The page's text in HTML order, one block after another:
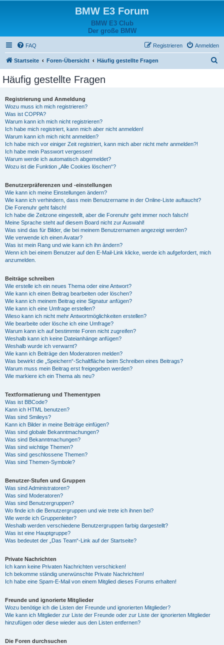
BMW E3 Forum
BMW E3 Club
Der große BMW
FAQ Anmelden
Registrieren
Startseite Foren-Übersicht Häufig gestellte Fragen
Häufig gestellte Fragen
Registrierung und Anmeldung
Wozu muss ich mich registrieren?
Was ist COPPA?
Warum kann ich mich nicht registrieren?
Ich habe mich registriert, kann mich aber nicht anmelden!
Warum kann ich mich nicht anmelden?
Ich habe mich vor einiger Zeit registriert, kann mich aber nicht mehr anmelden?!
Ich habe mein Passwort vergessen!
Warum werde ich automatisch abgemeldet?
Wozu ist die Funktion „Alle Cookies löschen“?
Benutzerpräferenzen und -einstellungen
Wie kann ich meine Einstellungen ändern?
Wie kann ich verhindern, dass mein Benutzername in der Online-Liste auftaucht?
Die Forenuhr geht falsch!
Ich habe die Zeitzone eingestellt, aber die Forenuhr geht immer noch falsch!
Meine Sprache steht auf diesem Board nicht zur Auswahl!
Was sind das für Bilder, die bei meinem Benutzernamen angezeigt werden?
Wie verwende ich einen Avatar?
Was ist mein Rang und wie kann ich ihn ändern?
Wenn ich bei einem Benutzer auf den E-Mail-Link klicke, werde ich aufgefordert, mich
anzumelden.
Beiträge schreiben
Wie erstelle ich ein neues Thema oder eine Antwort?
Wie kann ich einen Beitrag bearbeiten oder löschen?
Wie kann ich meinem Beitrag eine Signatur anfügen?
Wie kann ich eine Umfrage erstellen?
Wieso kann ich nicht mehr Antwortmöglichkeiten erstellen?
Wie bearbeite oder lösche ich eine Umfrage?
Warum kann ich auf bestimmte Foren nicht zugreifen?
Weshalb kann ich keine Dateianhänge anfügen?
Weshalb wurde ich verwarnt?
Wie kann ich Beiträge den Moderatoren melden?
Was bewirkt die „Speichern“-Schaltfläche beim Schreiben eines Beitrags?
Warum muss mein Beitrag erst freigegeben werden?
Wie markiere ich ein Thema als neu?
Textformatierung und Thementypen
Was ist BBCode?
Kann ich HTML benutzen?
Was sind Smileys?
Kann ich Bilder in meine Beiträge einfügen?
Was sind globale Bekanntmachungen?
Was sind Bekanntmachungen?
Was sind wichtige Themen?
Was sind geschlossene Themen?
Was sind Themen-Symbole?
Benutzer-Stufen und Gruppen
Was sind Administratoren?
Was sind Moderatoren?
Was sind Benutzergruppen?
Wo finde ich die Benutzergruppen und wie trete ich ihnen bei?
Wie werde ich Gruppenleiter?
Weshalb werden verschiedene Benutzergruppen farbig dargestellt?
Was ist eine Hauptgruppe?
Was bedeutet der „Das Team“-Link auf der Startseite?
Private Nachrichten
Ich kann keine Privaten Nachrichten verschicken!
Ich bekomme ständig unerwünschte Private Nachrichten!
Ich habe eine Spam-E-Mail von einem Mitglied dieses Forums erhalten!
Freunde und ignorierte Mitglieder
Wozu benötige ich die Listen der Freunde und ignorierten Mitglieder?
Wie kann ich Mitglieder zur Liste der Freunde oder zur Liste der ignorierten Mitglieder
hinzufügen oder diese wieder aus den Listen entfernen?
Die Foren durchsuchen